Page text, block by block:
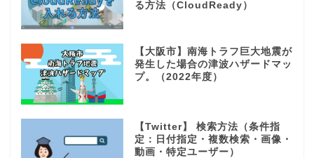
る方法（CloudReady）
【大阪市】南海トラフ巨大地震が
発生した場合の津波ハザードマッ
プ。（2022年度）
【Twitter】 検索方法（条件指
定：日付指定・複数検索・画像・
動画・特定ユーザー）